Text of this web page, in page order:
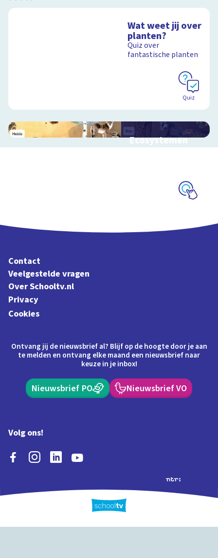
Wat weet jij over
planten?
Quiz over
fantastische planten
Quiz
Ecosystemen
Interactieve
Contact
Veelgestelde vragen
Over Schooltv.nl
Privacy
Cookies
Ontvang jij de nieuwsbrief al? Blijf op de hoogte door je aan
te melden en ontvang elke maand een nieuwsbrief naar
keuze in je inbox!
Nieuwsbrief PO Nieuwsbrief VO
Volg ons!